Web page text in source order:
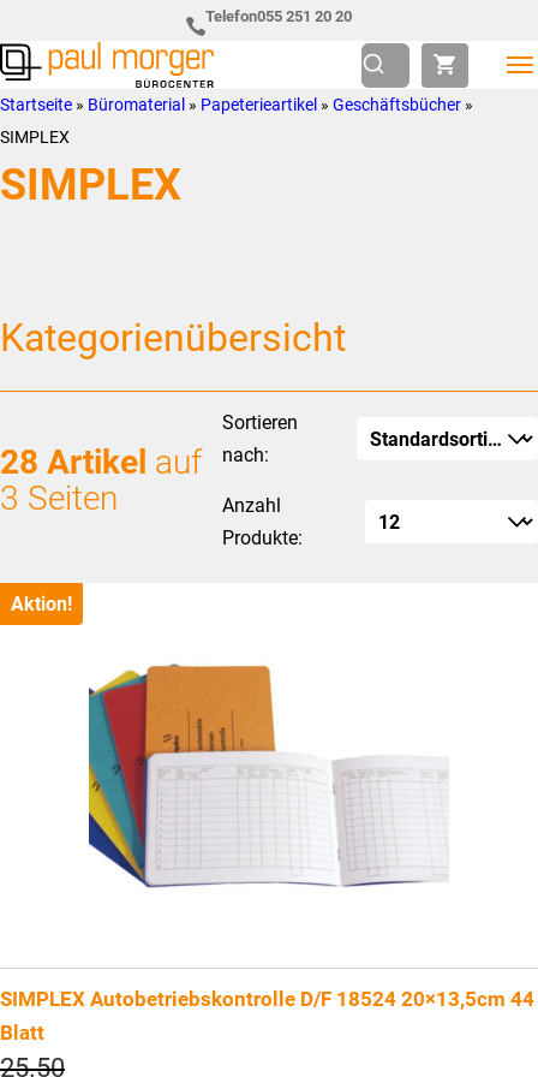
Hauptnavigation
springen
to
main
content
Telefon055 251 20 20
Paul
Morger
AG
Bürocenter
so
individuell
wie
Sie
Startseite » Büromaterial » Papeterieartikel » Geschäftsbücher »
SIMPLEX
SIMPLEX
Kategorienübersicht
28 Artikel auf
3 Seiten
Sortieren
nach:
Anzahl
Produkte:
Aktion!
SIMPLEX Autobetriebskontrolle D/F 18524 20×13,5cm 44
Blatt
25.50Ursprünglicher